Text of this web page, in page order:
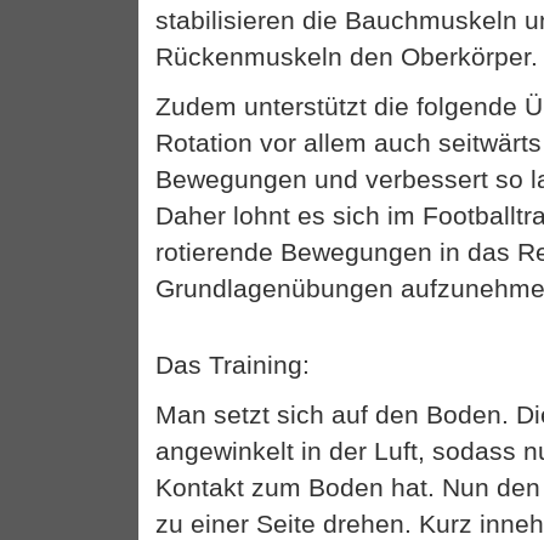
stabilisieren die Bauchmuskeln
Rückenmuskeln den Oberkörper.
Zudem unterstützt die folgende
Rotation vor allem auch
Bewegungen und verbessert so
Daher lohnt es sich im
rotierende Bewegungen in das
Grundlagenübungen
Das Training:
Man setzt sich auf den Boden.
angewinkelt in der Luft, sodass
Kontakt zum Boden hat. Nun
zu einer Seite drehen. Kurz